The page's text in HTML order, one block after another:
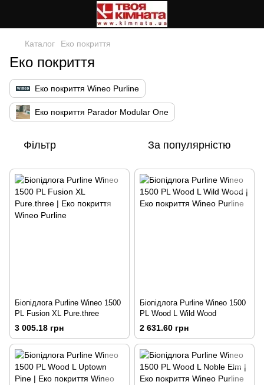
Каталог Еко покриття
Еко покриття
Еко покриття Wineo Purline
Еко покриття Parador Modular One
Фільтр За популярністю
Біопідлога Purline Wineo 1500
PL Fusion XL Pure.three
3 005.18 грн
Біопідлога Purline Wineo 1500
PL Wood L Wild Wood
2 631.60 грн